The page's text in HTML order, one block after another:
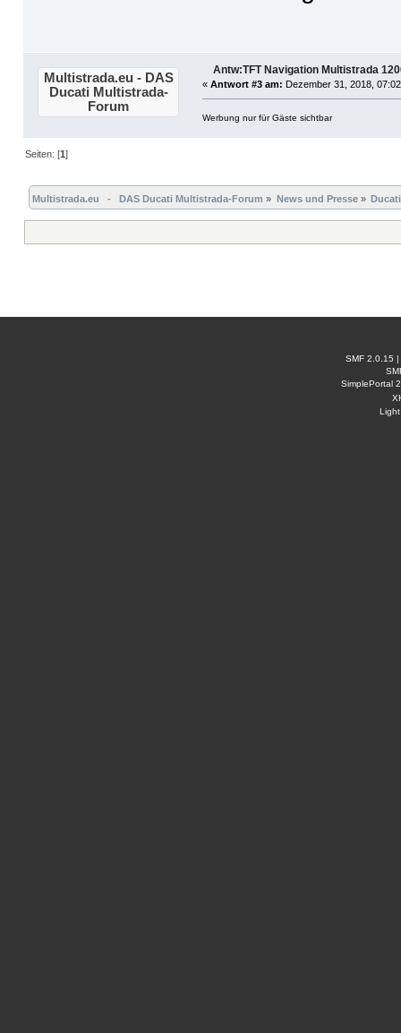
Multistrada.eu - DAS
Ducati Multistrada-
Forum
Antw:TFT Navigation Multistrada
« Antwort #3 am: Dezember 31, 2018,
Werbung nur für Gäste sichtbar
Seiten: [1]
Multistrada.eu   -   DAS Ducati Multistrada-Forum » News und Presse»
SMF 2.0.15
SimplePortal